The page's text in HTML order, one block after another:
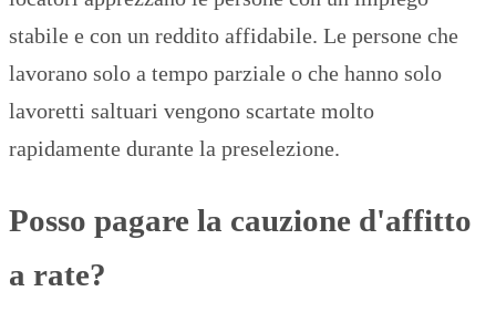
stabile e con un reddito affidabile. Le persone che
lavorano solo a tempo parziale o che hanno solo
lavoretti saltuari vengono scartate molto
rapidamente durante la preselezione.
Posso pagare la cauzione d'affitto
a rate?